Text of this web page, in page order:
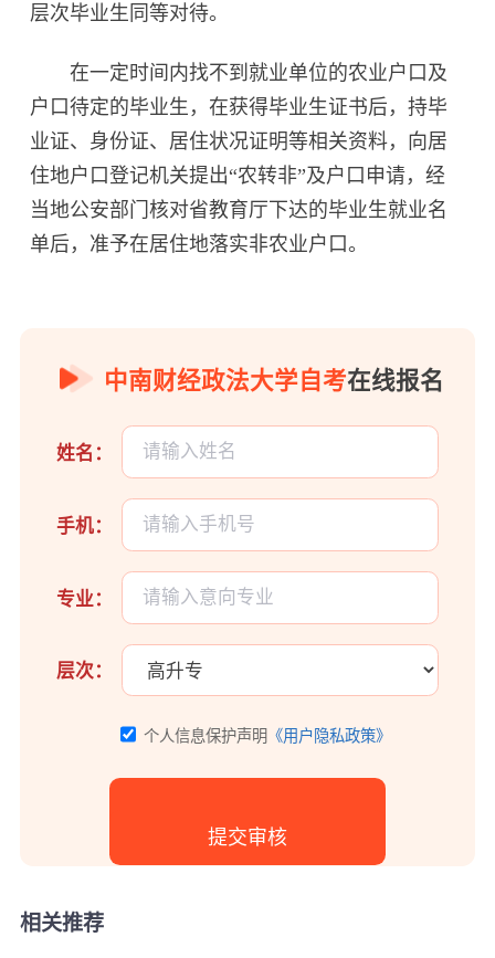
层次毕业生同等对待。
在一定时间内找不到就业单位的农业户口及
户口待定的毕业生，在获得毕业生证书后，持毕
业证、身份证、居住状况证明等相关资料，向居
住地户口登记机关提出“农转非”及户口申请，经
当地公安部门核对省教育厅下达的毕业生就业名
单后，准予在居住地落实非农业户口。
中南财经政法大学自考在线报名
姓名：
手机：
专业：
层次：
个人信息保护声明 《用户隐私政策》
相关推荐